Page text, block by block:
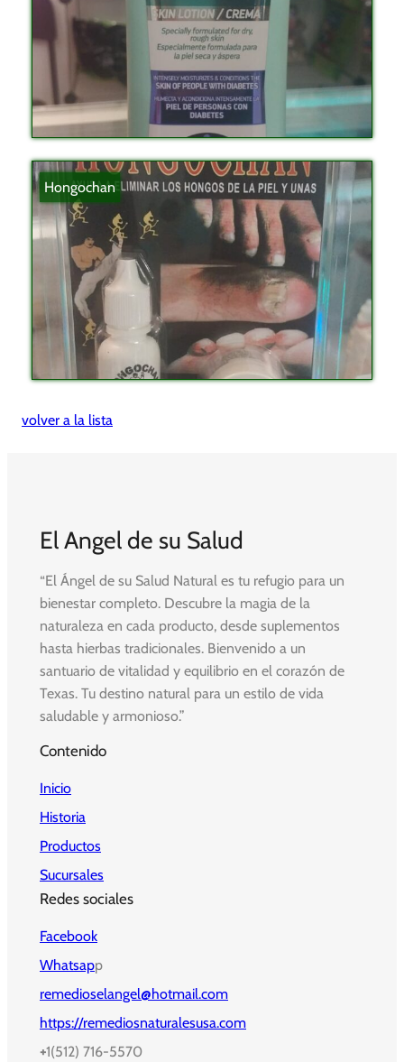
Hongochan
volver a la lista
El Angel de su Salud
“El Ángel de su Salud Natural es tu refugio para un
bienestar completo. Descubre la magia de la
naturaleza en cada producto, desde suplementos
hasta hierbas tradicionales. Bienvenido a un
santuario de vitalidad y equilibrio en el corazón de
Texas. Tu destino natural para un estilo de vida
saludable y armonioso.”
Contenido
Inicio
Historia
Productos
Sucursales
Redes sociales
Facebook
Whatsapp
remedioselangel@hotmail.com
https://remediosnaturalesusa.com
+1(512) 716-5570